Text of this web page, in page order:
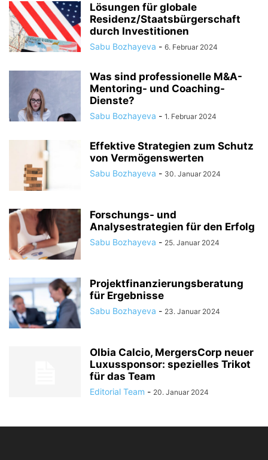
Lösungen für globale
Residenz/Staatsbürgerschaft
durch Investitionen
Sabu Bozhayeva - 6. Februar 2024
Was sind professionelle M&A-
Mentoring- und Coaching-
Dienste?
Sabu Bozhayeva - 1. Februar 2024
Effektive Strategien zum Schutz
von Vermögenswerten
Sabu Bozhayeva - 30. Januar 2024
Forschungs- und
Analysestrategien für den Erfolg
Sabu Bozhayeva - 25. Januar 2024
Projektfinanzierungsberatung
für Ergebnisse
Sabu Bozhayeva - 23. Januar 2024
Olbia Calcio, MergersCorp neuer
Luxussponsor: spezielles Trikot
für das Team
Editorial Team - 20. Januar 2024